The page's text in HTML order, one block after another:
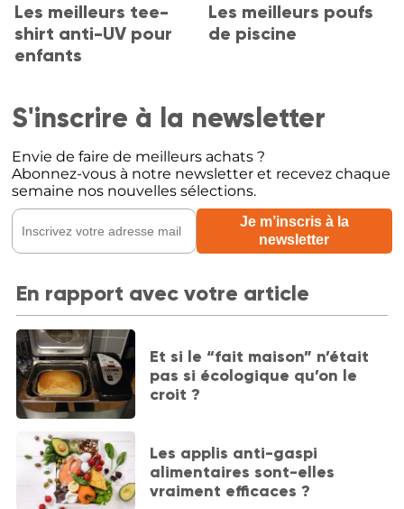
Les meilleurs tee-
shirt anti-UV pour
enfants
Les meilleurs poufs
de piscine
S'inscrire à la newsletter
Envie de faire de meilleurs achats ?
Abonnez-vous à notre newsletter et recevez chaque
semaine nos nouvelles sélections.
En rapport avec votre article
Et si le “fait maison” n’était
pas si écologique qu’on le
croit ?
Les applis anti-gaspi
alimentaires sont-elles
vraiment efficaces ?